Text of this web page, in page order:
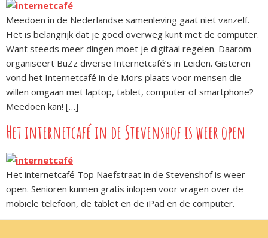
Meedoen in de Nederlandse samenleving gaat niet vanzelf.
Het is belangrijk dat je goed overweg kunt met de computer.
Want steeds meer dingen moet je digitaal regelen. Daarom
organiseert BuZz diverse Internetcafé’s in Leiden. Gisteren
vond het Internetcafé in de Mors plaats voor mensen die
willen omgaan met laptop, tablet, computer of smartphone?
Meedoen kan! […]
Het internetcafé in de Stevenshof is weer open
Het internetcafé Top Naefstraat in de Stevenshof is weer
open. Senioren kunnen gratis inlopen voor vragen over de
mobiele telefoon, de tablet en de iPad en de computer.